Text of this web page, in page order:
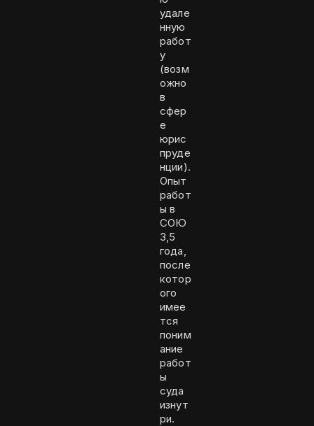
удале
нную
работ
у
(возм
ожно
в
сфер
е
юрис
пруде
нции).
Опыт
работ
ы в
СОЮ
3,5
года,
после
котор
ого
имее
тся
поним
ание
работ
ы
суда
изнут
ри.